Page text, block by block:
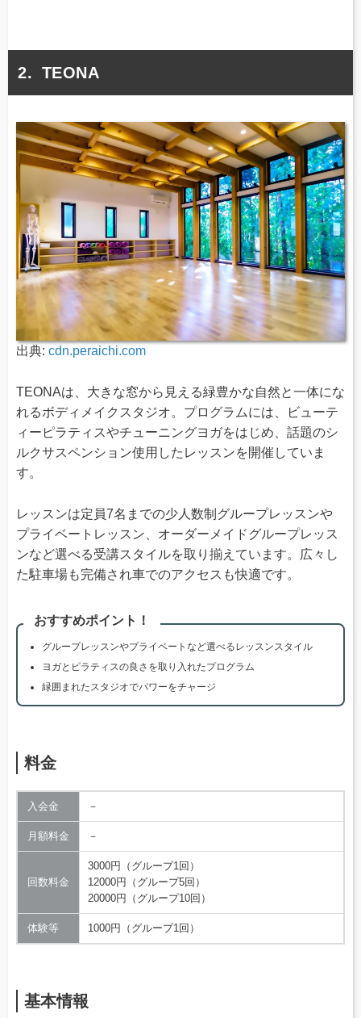
TEONA
出典: cdn.peraichi.com
TEONAは、大きな窓から見える緑豊かな自然と一体にな
れるボディメイクスタジオ。プログラムには、ビューテ
ィーピラティスやチューニングヨガをはじめ、話題のシ
ルクサスペンション使用したレッスンを開催していま
す。
レッスンは定員7名までの少人数制グループレッスンや
プライベートレッスン、オーダーメイドグループレッス
ンなど選べる受講スタイルを取り揃えています。広々し
た駐車場も完備され車でのアクセスも快適です。
おすすめポイント！
グループレッスンやプライベートなど選べるレッスンスタイル
ヨガとピラティスの良さを取り入れたプログラム
緑囲まれたスタジオでパワーをチャージ
料金
入会金 －
月額料金 －
回数料金
3000円（グループ1回）
12000円（グループ5回）
20000円（グループ10回）
体験等 1000円（グループ1回）
基本情報